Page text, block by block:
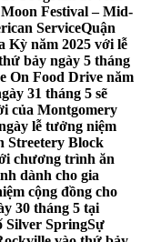
Festival – Mid-
ServiceQuận
Kỳ năm 2025 với lễ
bảy ngày 5 tháng
On Food Drive năm
31 tháng 5 sẽ
của Montgomery
lễ tưởng niệm
Streetery Block
chương trình ăn
dành cho gia
cộng đồng cho
30 tháng 5 tại
Silver SpringSự